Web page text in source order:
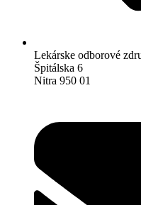
Lekárske odborové
Špitálska 6
Nitra 950 01